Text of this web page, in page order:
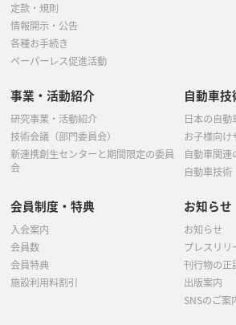
定款・規則
情報開示・公告
各種お手続き
ペーパーレス促進活動
事業・活動紹介
研究事業・活動紹介
技術会議（部門委員会）
新連携創生センターと期間限定の委員
会
自動車技
日本の自
お子様向け
自動車関
自動車技
会員制度・特典
入会案内
会員数
会員特典
施設利用料割引
お知らせ
お知らせ
プレスリリ
刊行物の正
出版案内
SNSのご案